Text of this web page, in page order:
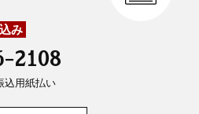
み
2108
込用紙払い